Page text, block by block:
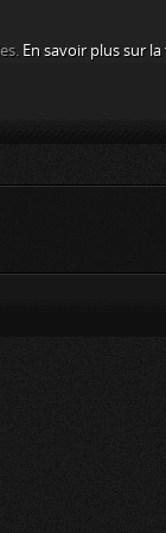
En savoir plus sur